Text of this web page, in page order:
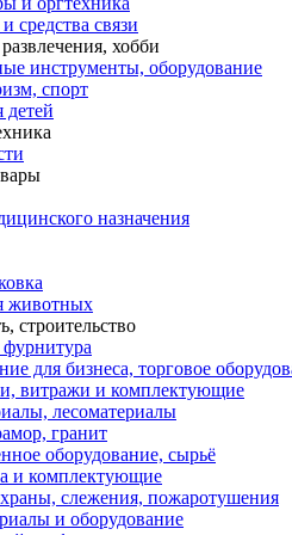
средства связи
хобби
инструменты, оборудование
спорт
детей
назначения
животных
строительство
для бизнеса, торговое
витражи и комплектующие
лесоматериалы
гранит
оборудование, сырьё
и комплектующие
слежения, пожаротушения
и оборудование